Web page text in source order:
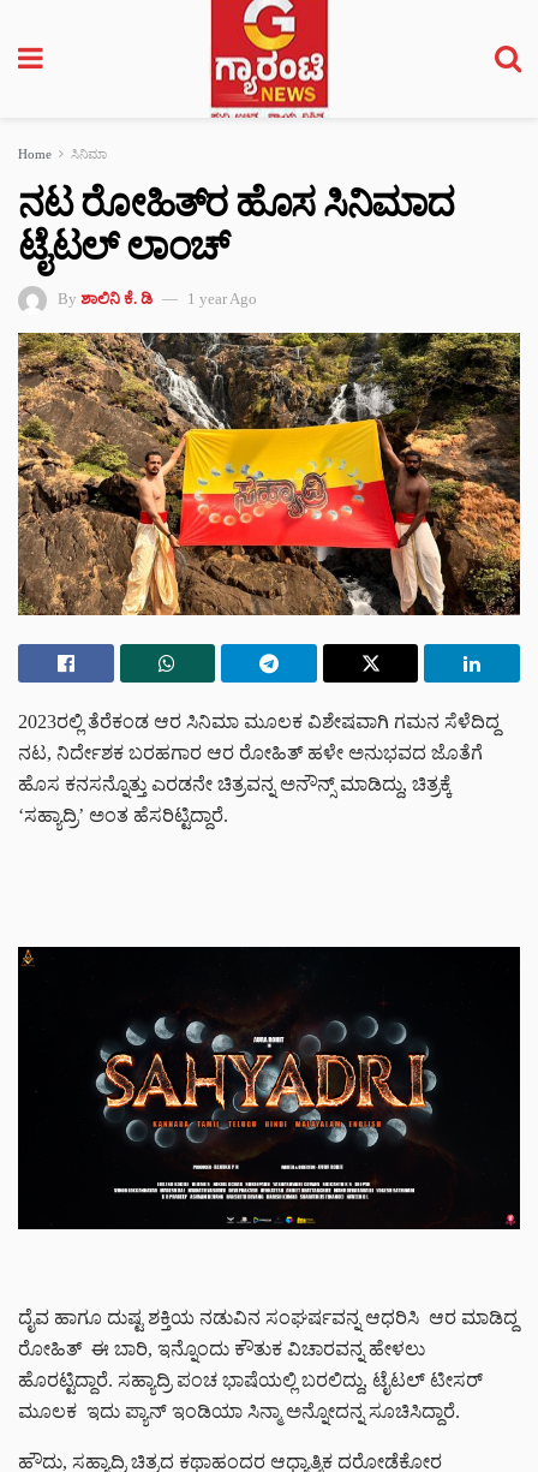
Home ಸಿನಿಮಾ
ನಟ ರೋಹಿತ್‌ರ ಹೊಸ ಸಿನಿಮಾದ
ಟೈಟಲ್‌ ಲಾಂಚ್
By ಶಾಲಿನಿ ಕೆ. ಡಿ 1 year Ago
2023ರಲ್ಲಿ‌ ತೆರೆಕಂಡ ಆರ ಸಿನಿಮಾ ಮೂಲಕ ವಿಶೇಷವಾಗಿ ಗಮನ ಸೆಳೆದಿದ್ದ
ನಟ, ನಿರ್ದೇಶಕ ಬರಹಗಾರ ಆರ ರೋಹಿತ್ ಹಳೇ ಅನುಭವದ ಜೊತೆಗೆ
ಹೊಸ ಕನಸನ್ನೊತ್ತು ಎರಡನೇ ಚಿತ್ರವನ್ನ ಅನೌನ್ಸ್ ಮಾಡಿದ್ದು, ಚಿತ್ರಕ್ಕೆ
‘ಸಹ್ಯಾದ್ರಿ’ ಅಂತ ಹೆಸರಿಟ್ಟಿದ್ದಾರೆ.
ದೈವ ಹಾಗೂ ದುಷ್ಟ ಶಕ್ತಿಯ ನಡುವಿನ ಸಂಘರ್ಷವನ್ನ ಆಧರಿಸಿ ಆರ ಮಾಡಿದ್ದ
ರೋಹಿತ್ ಈ ಬಾರಿ, ಇನ್ನೊಂದು ಕೌತುಕ ವಿಚಾರವನ್ನ ಹೇಳಲು
ಹೊರಟ್ಟಿದ್ದಾರೆ. ಸಹ್ಯಾದ್ರಿ ಪಂಚ ಭಾಷೆಯಲ್ಲಿ ಬರಲಿದ್ದು, ಟೈಟಲ್ ಟೀಸರ್
ಮೂಲಕ ಇದು ಪ್ಯಾನ್ ಇಂಡಿಯಾ ಸಿನ್ಮಾ ಅನ್ನೋದನ್ನ ಸೂಚಿಸಿದ್ದಾರೆ.
ಹೌದು, ಸಹ್ಯಾದ್ರಿ ಚಿತ್ರದ ಕಥಾಹಂದರ ಆಧ್ಯಾತ್ಮಿಕ ದರೋಡೆಕೋರ